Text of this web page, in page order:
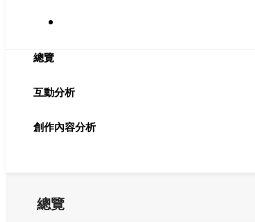
總覽
互動分析
創作內容分析
總覽